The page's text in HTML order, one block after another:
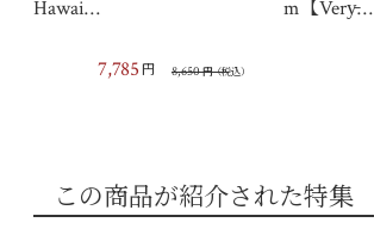
Hawai…
8,650円（税込）
7,785 円
m【Very̵…
この商品が紹介された特集